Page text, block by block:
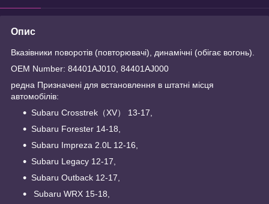
Опис
Вказівники поворотів (повторювачі), динамічні (обігає вогонь).
OEM Number: 84401AJ010, 84401AJ000
редна Призначені для встановлення в штатні місця
автомобілів:
Subaru Crosstrek（XV） 13-17,
Subaru Forester 14-18,
Subaru Impreza 2.0L 12-16,
Subaru Legacy 12-17,
Subaru Outback 12-17,
Subaru WRX 15-18,